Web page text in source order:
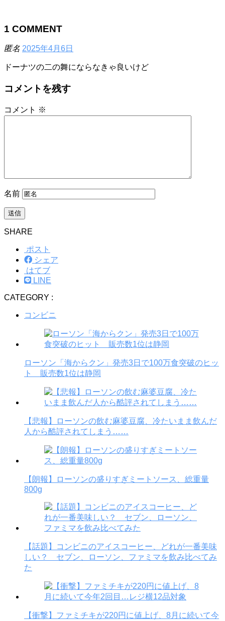
1 COMMENT
匿名 2025年4月6日
ドーナツの二の舞にならなきゃ良いけど
コメントを残す
コメント ※
名前
SHARE
ポスト
シェア
はてブ
LINE
CATEGORY :
コンビニ
ローソン「海からクン」発売3日で100万食突破のヒッ
ト 販売数1位は静岡
【悲報】ローソンの飲む麻婆豆腐、冷たいまま飲んだ
人から酷評されてしまう……
【朗報】ローソンの盛りすぎミートソース、総重量
800g
【話題】コンビニのアイスコーヒー、どれが一番美味
しい？ セブン、ローソン、ファミマを飲み比べてみ
た
【衝撃】ファミチキが220円に値上げ、8月に続いて今